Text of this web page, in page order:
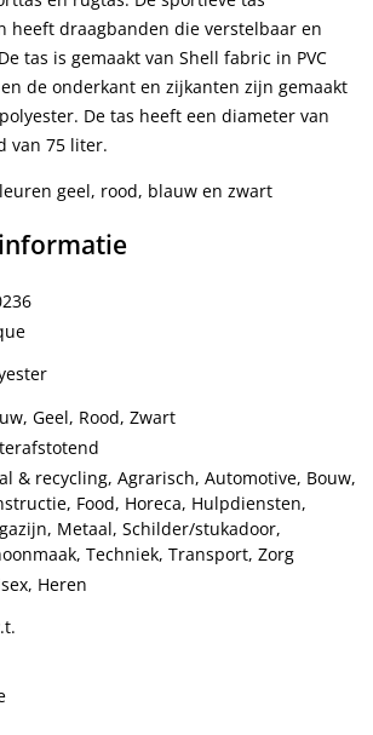
heeft draagbanden die verstelbaar en
tas is gemaakt van Shell fabric in PVC
de onderkant en zijkanten zijn gemaakt
De tas heeft een diameter van
van 75 liter.
geel, rood, blauw en zwart
Geel, Rood, Zwart
& recycling, Agrarisch, Automotive, Bouw,
Food, Horeca, Hulpdiensten,
Metaal, Schilder/stukadoor,
Techniek, Transport, Zorg
Heren